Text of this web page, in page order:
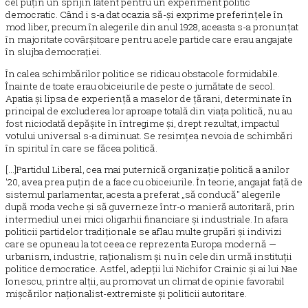
democratic. Când i s-a dat ocazia să-și exprime preferințele în
mod liber, precum în alegerile din anul 1928, aceasta s-a pronunțat
în majoritate covârșitoare pentru acele partide care erau angajate
în slujba democrației.
În calea schimbărilor politice se ridicau obstacole formidabile.
Înainte de toate erau obiceiurile de peste o jumătate de secol.
Apatia și lipsa de experiență a maselor de țărani, determinate în
principal de excluderea lor aproape totală din viața politică, nu au
fost niciodată depășite în întregime și, drept rezultat, impactul
votului universal s-a diminuat. Se resimțea nevoia de schimbări
în spiritul în care se făcea politică.
[...]Partidul Liberal, cea mai puternică organizație politică a anilor
'20, avea prea puțin de a face cu obiceiurile. În teorie, angajat față de
sistemul parlamentar, acesta a preferat „să conducă" alegerile
după moda veche și să guverneze într-o manieră autoritară, prin
intermediul unei mici oligarhii financiare și industriale. In afara
politicii partidelor tradiționale se aflau multe grupări și indivizi
care se opuneau la tot ceea ce reprezenta Europa modernă —
urbanism, industrie, raționalism și nu în cele din urmă instituții
politice democratice. Astfel, adepții lui Nichifor Crainic și ai lui Nae
Ionescu, printre alții, au promovat un climat de opinie favorabil
mișcărilor naționalist-extremiste și politicii autoritare.